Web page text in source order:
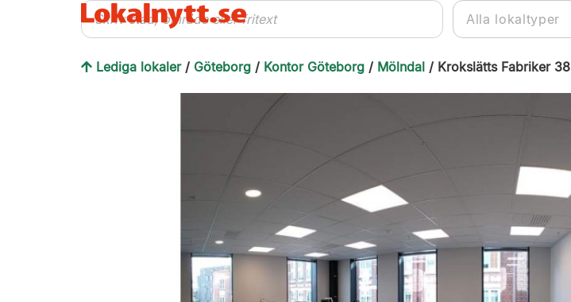
Alla lokaltyper
Lediga lokaler / Göteborg / Kontor Göteborg / Mölndal / Krokslätts Fabriker 38